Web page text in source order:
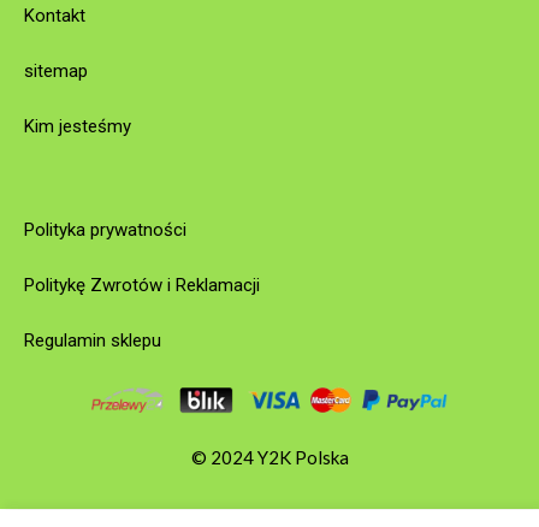
Kontakt
sitemap
Kim jesteśmy
Polityka prywatności
Politykę Zwrotów i Reklamacji
Regulamin sklepu
© 2024 Y2K Polska